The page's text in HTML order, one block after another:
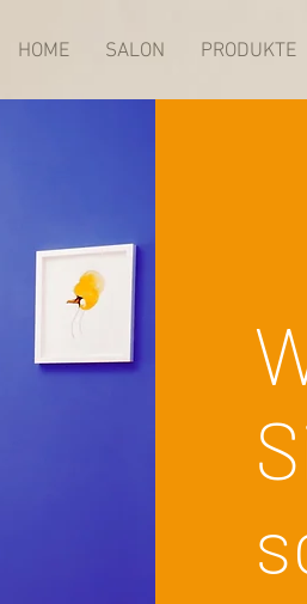
HOME SALON PRODUKTE